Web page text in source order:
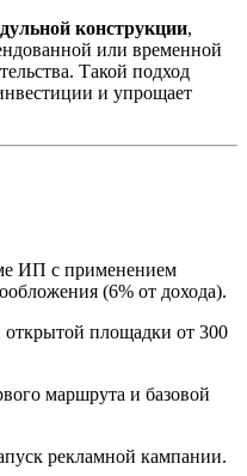
конструкции,
или временной
Такой подход
и упрощает
ИП с применением
(6% от дохода).
площадки от 300
маршрута и базовой
рекламной кампании.